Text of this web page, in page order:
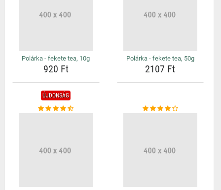
Polárka - fekete tea, 10g
920 Ft
Polárka - fekete tea, 50g
2107 Ft
ÚJDONSÁG